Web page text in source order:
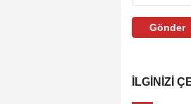
Gönder
İLGINIZI